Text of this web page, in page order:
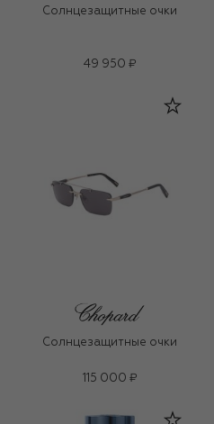
Солнцезащитные очки
49 950 ₽
Солнцезащитные очки
115 000 ₽